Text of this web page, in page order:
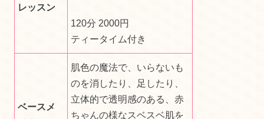
レッスン
120分 2000円
ティータイム付き
ベースメ
肌色の魔法で、いらないも
のを消したり、足したり、
立体的で透明感のある、赤
ちゃんの様なスベスベ肌を